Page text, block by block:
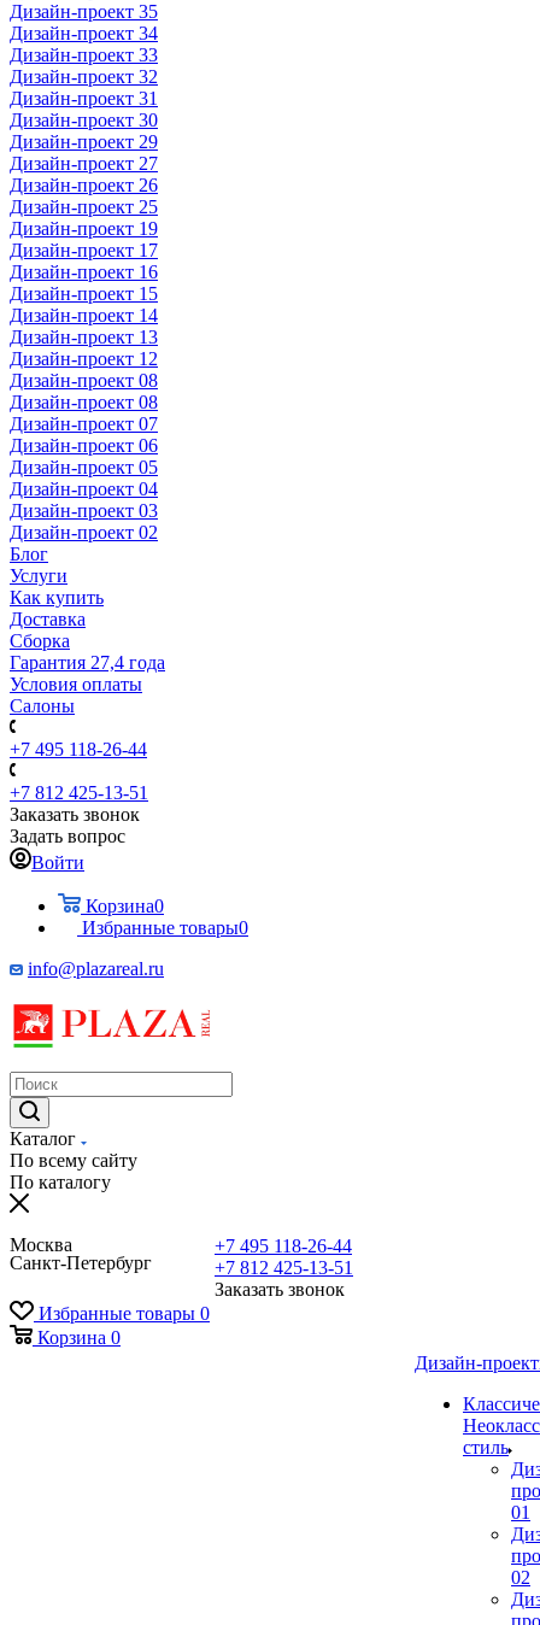
Дизайн-проект 35
Дизайн-проект 34
Дизайн-проект 33
Дизайн-проект 32
Дизайн-проект 31
Дизайн-проект 30
Дизайн-проект 29
Дизайн-проект 27
Дизайн-проект 26
Дизайн-проект 25
Дизайн-проект 19
Дизайн-проект 17
Дизайн-проект 16
Дизайн-проект 15
Дизайн-проект 14
Дизайн-проект 13
Дизайн-проект 12
Дизайн-проект 08
Дизайн-проект 08
Дизайн-проект 07
Дизайн-проект 06
Дизайн-проект 05
Дизайн-проект 04
Дизайн-проект 03
Дизайн-проект 02
Блог
Услуги
Как купить
Доставка
Сборка
Гарантия 27,4 года
Условия оплаты
Салоны
+7 495 118-26-44
+7 812 425-13-51
Заказать звонок
Задать вопрос
Войти
Корзина0
Избранные товары0
info@plazareal.ru
Каталог
По всему сайту
По каталогу
Москва
Санкт-Петербург
+7 495 118-26-44
+7 812 425-13-51
Заказать звонок
Избранные товары 0
Корзина 0
Дизайн-
стиль
01
02